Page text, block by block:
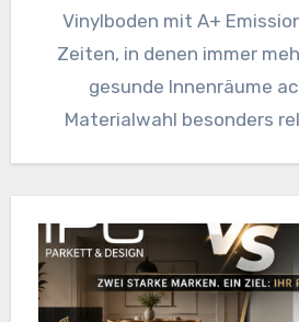
Vinylboden mit A+
Zeiten, in denen immer
gesunde Innenräume
Materialwahl besonders